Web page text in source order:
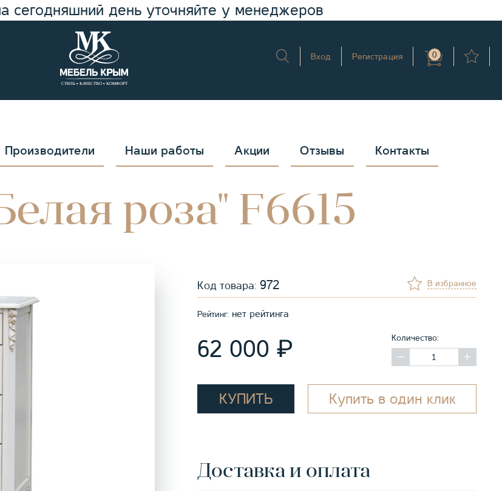
сегодняшний день уточняйте у менеджеров
Вход Регистрация 0
Производители Наши работы Акции Отзывы Контакты
роза" F6615
Код товара: 972 В избранное
Рейтинг: нет рейтинга
62 000 ₽ Количество:
КУПИТЬ Купить в один клик
Доставка и оплата